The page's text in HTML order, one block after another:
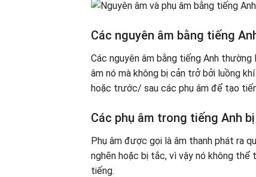
Các nguyên âm bằng tiếng
Các nguyên âm bằng tiếng Anh
âm nó mà không bị cản trở bởi luồng
hoặc trước/ sau các phụ âm để tạo
Các phụ âm trong tiếng Anh
Phụ âm được gọi là âm thanh phát ra
nghẽn hoặc bị tắc, vì vậy nó không thể
tiếng.